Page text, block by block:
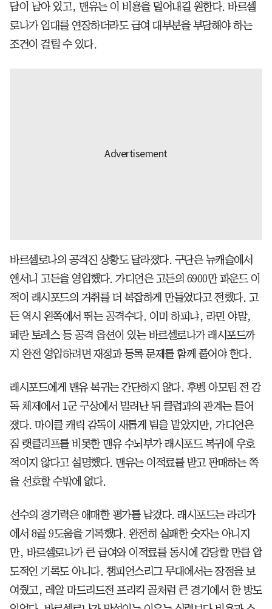
담이 남아 있고, 맨유는 이 비용을 덜어내길 원한다. 바르셀
로나가 임대를 연장하더라도 급여 대부분을 부담해야 하는
조건이 걸릴 수 있다.
바르셀로나의 공격진 상황도 달라졌다. 구단은 뉴캐슬에서
앤서니 고든을 영입했다. 가디언은 고든의 6900만 파운드 이
적이 래시포드의 거취를 더 복잡하게 만들었다고 전했다. 고
든 역시 왼쪽에서 뛰는 공격수다. 이미 하피냐, 라민 야말,
페란 토레스 등 공격 옵션이 있는 바르셀로나가 래시포드까
지 완전 영입하려면 재정과 등록 문제를 함께 풀어야 한다.
래시포드에게 맨유 복귀는 간단하지 않다. 후벵 아모림 전 감
독 체제에서 1군 구상에서 밀려난 뒤 클럽과의 관계는 틀어
졌다. 마이클 캐릭 감독이 새롭게 팀을 맡았지만, 가디언은
짐 랫클리프를 비롯한 맨유 수뇌부가 래시포드 복귀에 우호
적이지 않다고 설명했다. 맨유는 이적료를 받고 판매하는 쪽
을 선호할 수밖에 없다.
선수의 경기력은 애매한 평가를 남겼다. 래시포드는 라리가
에서 8골 9도움을 기록했다. 완전히 실패한 숫자는 아니지
만, 바르셀로나가 큰 급여와 이적료를 동시에 감당할 만큼 압
도적인 기록도 아니다. 챔피언스리그 무대에서는 장점을 보
여줬고, 레알 마드리드전 프리킥 골처럼 큰 경기에서 한 방도